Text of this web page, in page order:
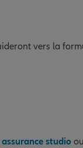
vers la
assurance studio ou